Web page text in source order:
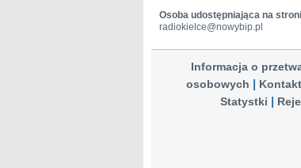
Osoba udostępniająca na
radiokielce@nowybip.pl
Informacja o
osobowych
Kontakt
Statystki